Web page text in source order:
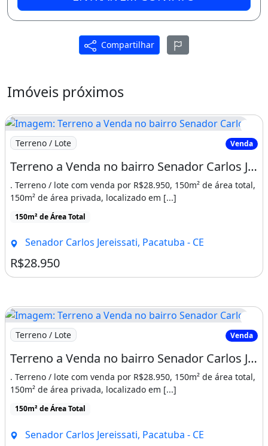
Nunca é tarde demais!
Compartilhar
Imóveis próximos
Imagem: Terreno a Venda no bairro Senador Carlos
Terreno / Lote Venda
Terreno a Venda no bairro Senador Carlos Jereissati - Pacatuba, CE
. Terreno / lote com venda por R$28.950, 150m² de área total,
150m² de área privada, localizado em [...]
150m² de Área Total
Senador Carlos Jereissati, Pacatuba - CE
R$28.950
Imagem: Terreno a Venda no bairro Senador Carlos
Terreno / Lote Venda
Terreno a Venda no bairro Senador Carlos Jereissati - Pacatuba, CE
. Terreno / lote com venda por R$28.950, 150m² de área total,
150m² de área privada, localizado em [...]
150m² de Área Total
Senador Carlos Jereissati, Pacatuba - CE